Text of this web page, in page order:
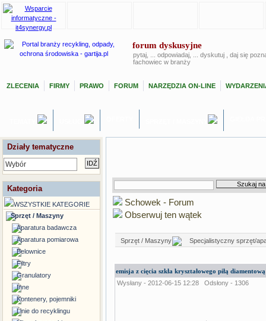
forum dyskusyjne
pytaj, ... odpowiadaj, ... dyskutuj , daj się
fachowiec w branży
ZLECENIA FIRMY PRAWO FORUM NARZĘDZIA ON-LINE
Działy tematyczne
Wybór
Kategoria
WSZYSTKIE KATEGORIE
Sprzęt / Maszyny
Aparatura badawcza
Aparatura pomiarowa
Belownice
Filtry
Granulatory
Inne
Kontenery, pojemniki
Linie do recyklingu
Schowek - Forum
Obserwuj ten wątek
Sprzęt / Maszyny Specjalistyczny sprzęt/
emisja z cięcia szkła kryształowego piłą diamentową
Wysłany - 2012-06-15 12:28
Odsłony - 1306